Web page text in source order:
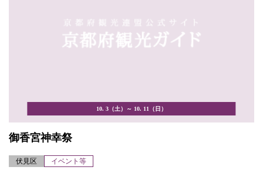
10. 3（土）～ 10. 11（日）
御香宮神幸祭
伏見区 イベント等